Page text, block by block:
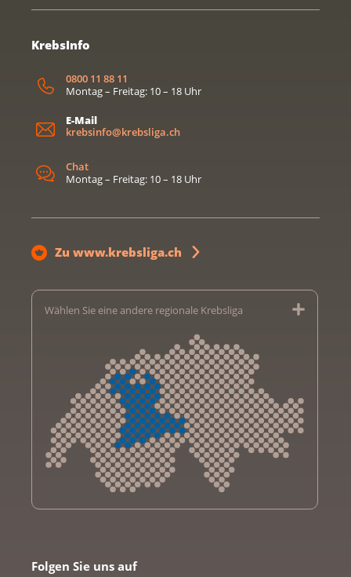
KrebsInfo
0800 11 88 11
Montag – Freitag: 10 – 18 Uhr
E-Mail
krebsinfo@krebsliga.ch
Chat
Montag – Freitag: 10 – 18 Uhr
Zu www.krebsliga.ch
Wählen Sie eine andere regionale Krebsliga
Krebsliga Bern
Folgen Sie uns auf